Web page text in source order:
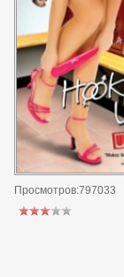
Просмотров:797033